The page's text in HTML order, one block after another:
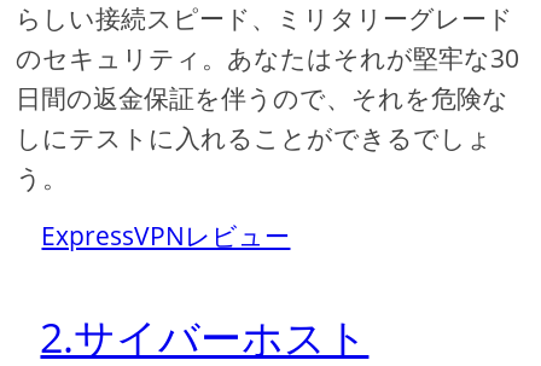
らしい接続スピード、ミリタリーグレード
のセキュリティ。あなたはそれが堅牢な30
日間の返金保証を伴うので、それを危険な
しにテストに入れることができるでしょ
う。
ExpressVPNレビュー
2.サイバーホスト